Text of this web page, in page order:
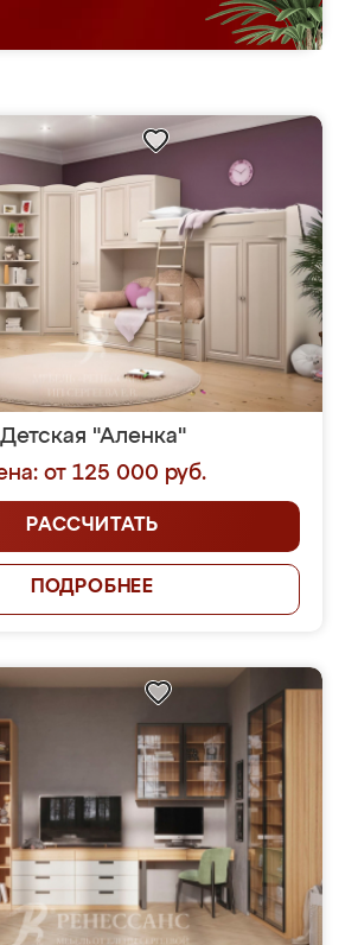
Детская "Аленка"
от 125 000 руб.
РАССЧИТАТЬ
ПОДРОБНЕЕ